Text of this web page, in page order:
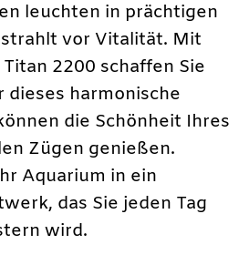
leuchten in prächtigen
vor Vitalität. Mit
2200 schaffen Sie
dieses harmonische
die Schönheit Ihres
Zügen genießen.
Aquarium in ein
das Sie jeden Tag
wird.